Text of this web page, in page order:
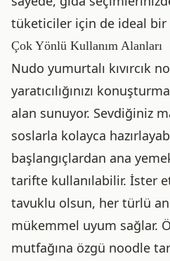
tüketiciler için de ideal
Çok Yönlü Kullanım Alanları
Nudo yumurtalı kıvırcık
yaratıcılığınızı
alan sunuyor. Sevdiğiniz
soslarla kolayca
başlangıçlardan ana
tarifte kullanılabilir. İster
tavuklu olsun, her türlü
mükemmel uyum sağlar.
mutfağına özgü noodle